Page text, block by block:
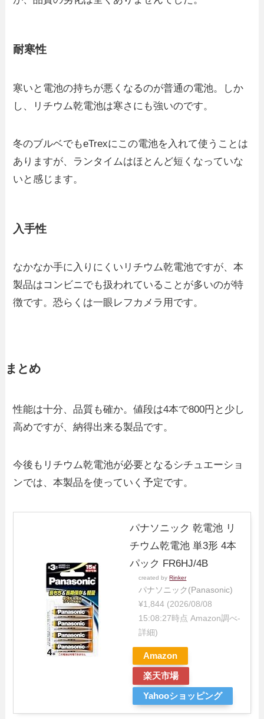
耐寒性
寒いと電池の持ちが悪くなるのが普通の電池。しか
し、リチウム乾電池は寒さにも強いのです。
冬のブルベでもeTrexにこの電池を入れて使うことは
ありますが、ランタイムはほとんど短くなっていな
いと感じます。
入手性
なかなか手に入りにくいリチウム乾電池ですが、本
製品はコンビニでも扱われていることが多いのが特
徴です。恐らくは一眼レフカメラ用です。
まとめ
性能は十分、品質も確か。値段は4本で800円と少し
高めですが、納得出来る製品です。
今後もリチウム乾電池が必要となるシチュエーショ
ンでは、本製品を使っていく予定です。
パナソニック 乾電池 リ
チウム乾電池 単3形 4本
パック FR6HJ/4B
created byRinker
パナソニック(Panasonic)
¥1,844 (2026/08/08
15:08:27時点 Amazon調べ-
詳細)
Amazon
楽天市場
Yahooショッピング